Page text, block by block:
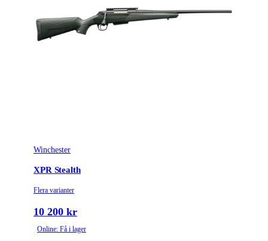
Winchester
XPR Stealth
Flera varianter
10 200 kr
Online: Få i lager